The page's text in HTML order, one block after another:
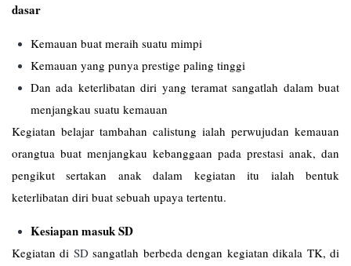
dasar
Kemauan buat meraih suatu mimpi
Kemauan yang punya prestige paling tinggi
Dan ada keterlibatan diri yang teramat sangatlah dalam buat
menjangkau suatu kemauan
Kegiatan belajar tambahan calistung ialah perwujudan kemauan
orangtua buat menjangkau kebanggaan pada prestasi anak, dan
pengikut sertakan anak dalam kegiatan itu ialah bentuk
keterlibatan diri buat sebuah upaya tertentu.
Kesiapan masuk SD
Kegiatan di SDsangatlah berbeda dengan kegiatan dikala TK, di